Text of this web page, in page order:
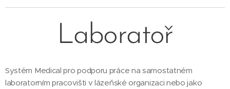
Laboratoř
Systém Medical pro podporu práce na samostatném
laboratorním pracovišti v lázeňské organizaci nebo jako